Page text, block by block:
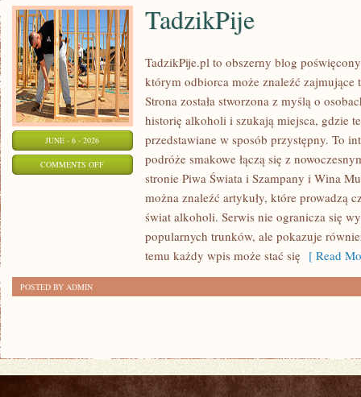
JUNE - 6 - 2026
COMMENTS OFFON
TADZIKPIJE
TadzikPije
TadzikPije.pl to obszerny blog
którym odbiorca może znaleźć zajmujące
Strona została stworzona z myślą o
historię alkoholi i szukają miejsca, gdzie
przedstawiane w sposób przystępny. To
podróże smakowe łączą się z
stronie Piwa Świata i Szampany i Wina
można znaleźć artykuły, które prowadzą
świat alkoholi. Serwis nie ogranicza się
popularnych trunków, ale pokazuje
temu każdy wpis może stać się [ Read
POSTED BY ADMIN